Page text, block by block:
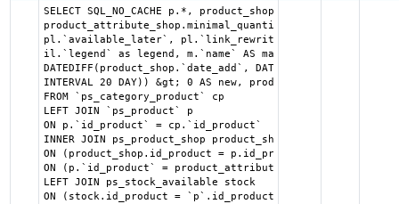
SELECT SQL_NO_CACHE p.*, product_shop.*,
product_attribute_shop.minimal_quantity AS
pl.`available_later`, pl.`link_rewrite`,
il.`legend` as legend, m.`name` AS manufacturer_name,
DATEDIFF(product_shop.`date_add`, DATE_SUB("2026-08-08
INTERVAL 20 DAY)) &gt; 0 AS new, product_shop.price
FROM `ps_category_product` cp
LEFT JOIN `ps_product` p
ON p.`id_product` = cp.`id_product`
INNER JOIN ps_product_shop product_shop
ON (product_shop.id_product = p.id_product AND
ON (p.`id_product` = product_attribute_shop.`id_product`
LEFT JOIN ps_stock_available stock
ON (stock.id_product = `p`.id_product AND